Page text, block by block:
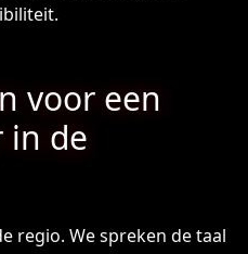
voor een
in de
regio. We spreken de taal